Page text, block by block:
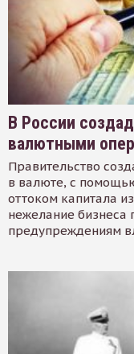
В России
валютными
Правительство
в валюте, с
оттоком капитала
нежелание бизнеса
предупреждениям